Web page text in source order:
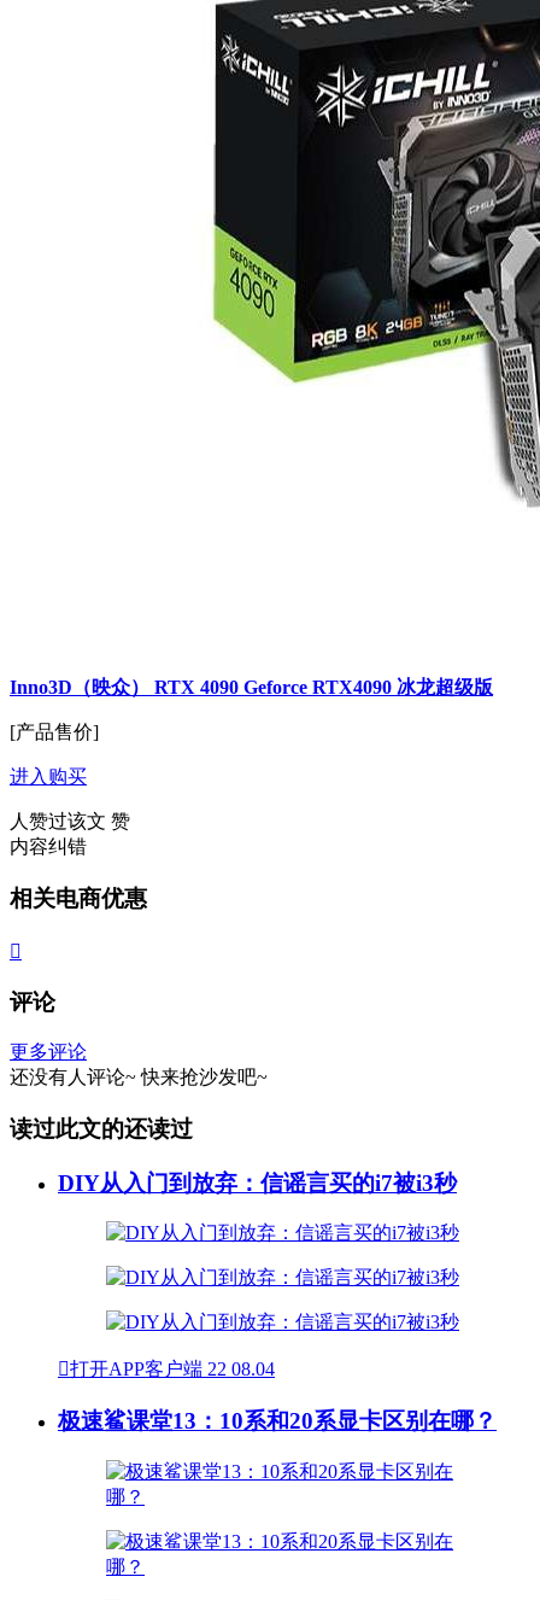
Inno3D（映众） RTX 4090 Geforce RTX4090 冰龙超级版
[产品售价]
进入购买
人赞过该文 赞
内容纠错
相关电商优惠

评论
更多评论
还没有人评论~ 快来抢沙发吧~
读过此文的还读过
DIY从入门到放弃：信谣言买的i7被i3秒
打开APP客户端 22 08.04
极速鲨课堂13：10系和20系显卡区别在哪？